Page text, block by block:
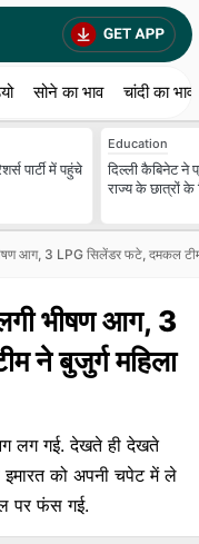
सोने का भाव चांदी का भाव
पार्टी में पहुंचे
Education
दिल्ली कैबिनेट ने
राज्य के छात्रों के
आग, 3 LPG सिलेंडर फटे, दमकल टीम
भीषण आग, 3
ने बुजुर्ग महिला
लग गई. देखते ही देखते
को अपनी चपेट में ले
पर फंस गई.